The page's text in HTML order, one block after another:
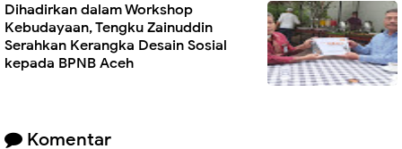
Dihadirkan dalam Workshop
Kebudayaan, Tengku Zainuddin
Serahkan Kerangka Desain Sosial
kepada BPNB Aceh
Komentar